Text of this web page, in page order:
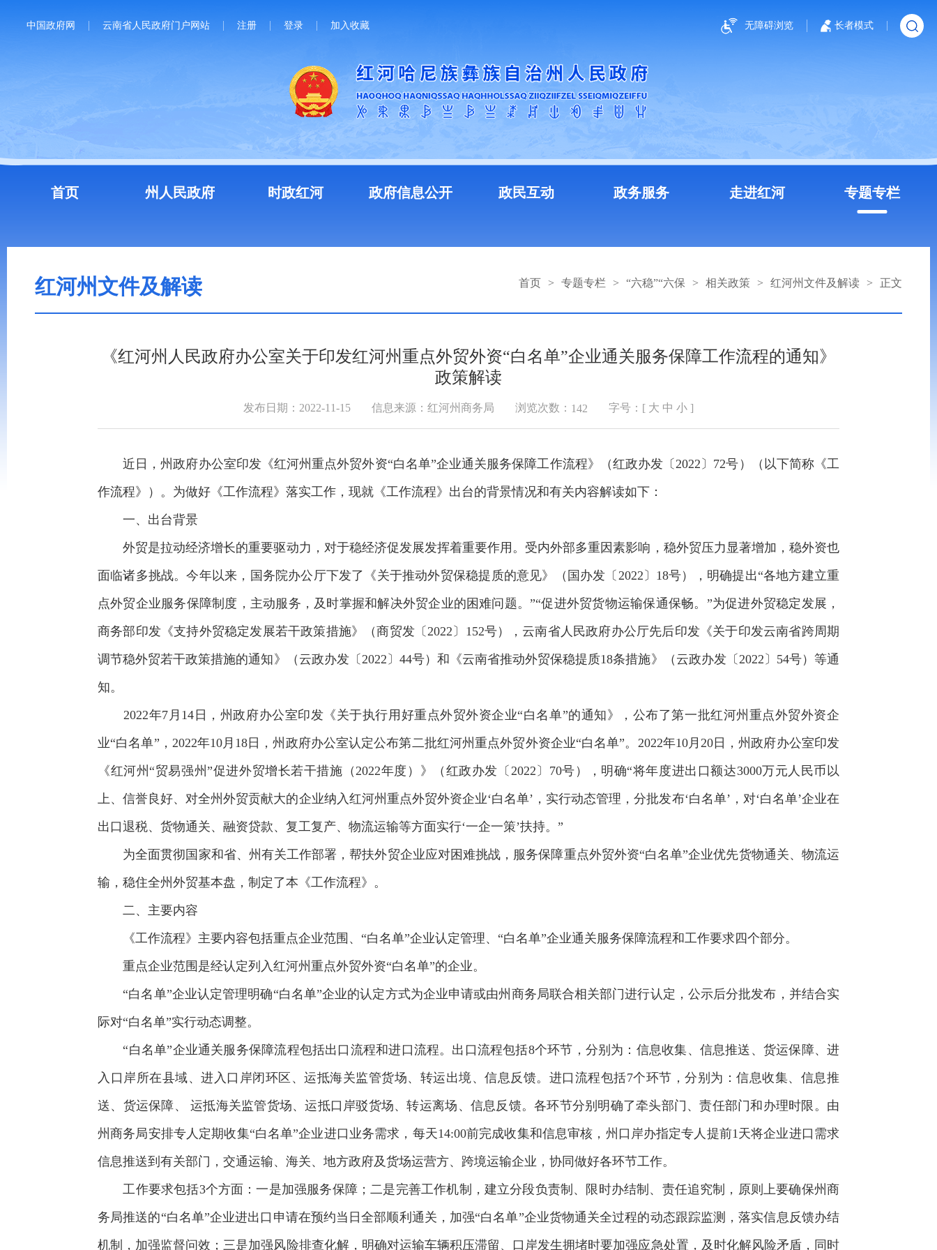
中国政府网 云南省人民政府门户网站 注册 登录 加入收藏 无障碍浏览 长者模式
首页 州人民政府 时政红河 政府信息公开 政民互动 政务服务 走进红河 专题专栏
红河州文件及解读 首页 > 专题专栏 > “六稳”“六保 > 相关政策 > 红河州文件及解读 > 正文
《红河州人民政府办公室关于印发红河州重点外贸外资“白名单”企业通关服务保障工作流程的通知》
政策解读
发布日期：2022-11-15 信息来源：红河州商务局 浏览次数： 142 字号：[ 大 中 小 ]
近日，州政府办公室印发《红河州重点外贸外资“白名单”企业通关服务保障工作流程》（红政办发〔2022〕72号）（以下简称《工
作流程》）。为做好《工作流程》落实工作，现就《工作流程》出台的背景情况和有关内容解读如下：
一、出台背景
外贸是拉动经济增长的重要驱动力，对于稳经济促发展发挥着重要作用。受内外部多重因素影响，稳外贸压力显著增加，稳外资也
面临诸多挑战。今年以来，国务院办公厅下发了《关于推动外贸保稳提质的意见》（国办发〔2022〕18号），明确提出“各地方建立重
点外贸企业服务保障制度，主动服务，及时掌握和解决外贸企业的困难问题。”“促进外贸货物运输保通保畅。”为促进外贸稳定发展，
商务部印发《支持外贸稳定发展若干政策措施》（商贸发〔2022〕152号），云南省人民政府办公厅先后印发《关于印发云南省跨周期
调节稳外贸若干政策措施的通知》（云政办发〔2022〕44号）和《云南省推动外贸保稳提质18条措施》（云政办发〔2022〕54号）等通
知。
2022年7月14日，州政府办公室印发《关于执行用好重点外贸外资企业“白名单”的通知》，公布了第一批红河州重点外贸外资企
业“白名单”，2022年10月18日，州政府办公室认定公布第二批红河州重点外贸外资企业“白名单”。2022年10月20日，州政府办公室印发
《红河州“贸易强州”促进外贸增长若干措施（2022年度）》（红政办发〔2022〕70号），明确“将年度进出口额达3000万元人民币以
上、信誉良好、对全州外贸贡献大的企业纳入红河州重点外贸外资企业‘白名单’，实行动态管理，分批发布‘白名单’，对‘白名单’企业在
出口退税、货物通关、融资贷款、复工复产、物流运输等方面实行‘一企一策’扶持。”
为全面贯彻国家和省、州有关工作部署，帮扶外贸企业应对困难挑战，服务保障重点外贸外资“白名单”企业优先货物通关、物流运
输，稳住全州外贸基本盘，制定了本《工作流程》。
二、主要内容
《工作流程》主要内容包括重点企业范围、“白名单”企业认定管理、“白名单”企业通关服务保障流程和工作要求四个部分。
重点企业范围是经认定列入红河州重点外贸外资“白名单”的企业。
“白名单”企业认定管理明确“白名单”企业的认定方式为企业申请或由州商务局联合相关部门进行认定，公示后分批发布，并结合实
际对“白名单”实行动态调整。
“白名单”企业通关服务保障流程包括出口流程和进口流程。出口流程包括8个环节，分别为：信息收集、信息推送、货运保障、进
入口岸所在县域、进入口岸闭环区、运抵海关监管货场、转运出境、信息反馈。进口流程包括7个环节，分别为：信息收集、信息推
送、货运保障、
运抵海关监管货场、运抵口岸驳货场、转运离场、信息反馈。各环节分别明确了牵头部门、责任部门和办理时限。由
州商务局安排专人定期收集“白名单”企业进口业务需求，每天14:00前完成收集和信息审核，州口岸办指定专人提前1天将企业进口需求
信息推送到有关部门，交通运输、海关、地方政府及货场运营方、跨境运输企业，协同做好各环节工作。
工作要求包括3个方面：一是加强服务保障；二是完善工作机制，建立分段负责制、限时办结制、责任追究制，原则上要确保州商
务局推送的“白名单”企业进出口申请在预约当日全部顺利通关，加强“白名单”企业货物通关全过程的动态跟踪监测，落实信息反馈办结
机制，加强监督问效；三是加强风险排查化解，明确对运输车辆积压滞留、口岸发生拥堵时要加强应急处置，及时化解风险矛盾，同时